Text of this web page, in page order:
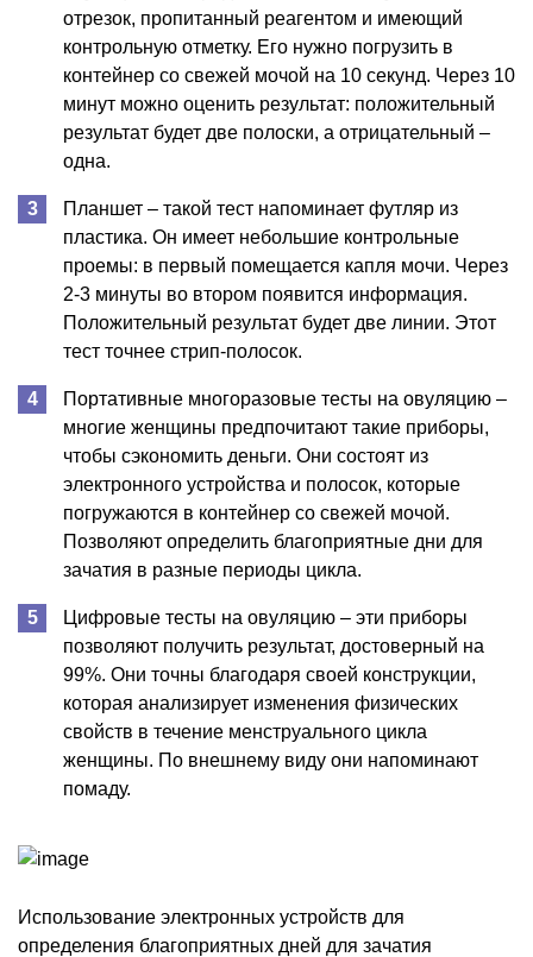
отрезок, пропитанный реагентом и имеющий
контрольную отметку. Его нужно погрузить в
контейнер со свежей мочой на 10 секунд. Через 10
минут можно оценить результат: положительный
результат будет две полоски, а отрицательный –
одна.
Планшет – такой тест напоминает футляр из
пластика. Он имеет небольшие контрольные
проемы: в первый помещается капля мочи. Через
2-3 минуты во втором появится информация.
Положительный результат будет две линии. Этот
тест точнее стрип-полосок.
Портативные многоразовые тесты на овуляцию –
многие женщины предпочитают такие приборы,
чтобы сэкономить деньги. Они состоят из
электронного устройства и полосок, которые
погружаются в контейнер со свежей мочой.
Позволяют определить благоприятные дни для
зачатия в разные периоды цикла.
Цифровые тесты на овуляцию – эти приборы
позволяют получить результат, достоверный на
99%. Они точны благодаря своей конструкции,
которая анализирует изменения физических
свойств в течение менструального цикла
женщины. По внешнему виду они напоминают
помаду.
Использование электронных устройств для
определения благоприятных дней для зачатия